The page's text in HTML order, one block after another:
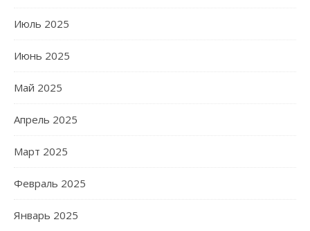
Июль 2025
Июнь 2025
Май 2025
Апрель 2025
Март 2025
Февраль 2025
Январь 2025